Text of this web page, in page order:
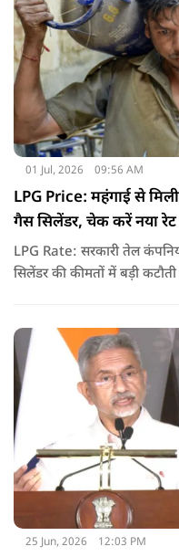
01 Jul, 2026 09:56 AM
LPG Price: महंगाई से
गैस सिलेंडर, चेक करें नया रेट
LPG Rate: सरकारी तेल
सिलेंडर की कीमतों में बड़ी
25 Jun, 2026 12:03 PM